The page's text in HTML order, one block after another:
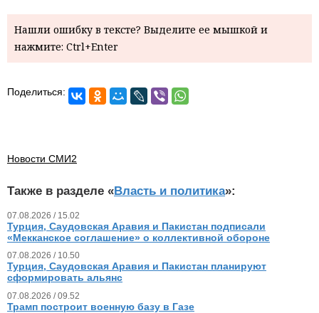
Нашли ошибку в тексте? Выделите ее мышкой и
нажмите: Ctrl+Enter
Поделиться:
Новости СМИ2
Также в разделе «Власть и политика»:
07.08.2026 / 15.02
Турция, Саудовская Аравия и Пакистан подписали
«Мекканское соглашение» о коллективной обороне
07.08.2026 / 10.50
Турция, Саудовская Аравия и Пакистан планируют
сформировать альянс
07.08.2026 / 09.52
Трамп построит военную базу в Газе